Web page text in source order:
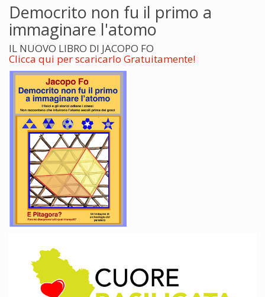
Democrito non fu il primo a
immaginare l'atomo
IL NUOVO LIBRO DI JACOPO FO
Clicca qui per scaricarlo Gratuitamente!